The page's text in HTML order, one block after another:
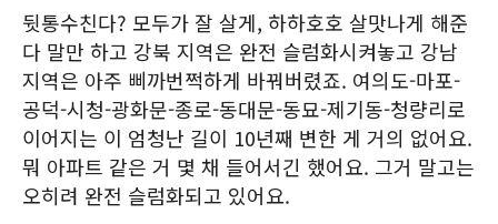
뒷통수친다? 모두가 잘 살게, 하하호호 살맛나게 해준
다 말만 하고 강북 지역은 완전 슬럼화시켜놓고 강남
지역은 아주 삐까번쩍하게 바꿔버렸죠. 여의도-마포-
공덕-시청-광화문-종로-동대문-동묘-제기동-청량리로
이어지는 이 엄청난 길이 10년째 변한 게 거의 없어요.
뭐 아파트 같은 거 몇 채 들어서긴 했어요. 그거 말고는
오히려 완전 슬럼화되고 있어요.